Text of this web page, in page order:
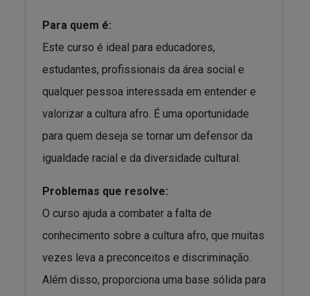
Para quem é:
Este curso é ideal para educadores,
estudantes, profissionais da área social e
qualquer pessoa interessada em entender e
valorizar a cultura afro. É uma oportunidade
para quem deseja se tornar um defensor da
igualdade racial e da diversidade cultural.
Problemas que resolve:
O curso ajuda a combater a falta de
conhecimento sobre a cultura afro, que muitas
vezes leva a preconceitos e discriminação.
Além disso, proporciona uma base sólida para